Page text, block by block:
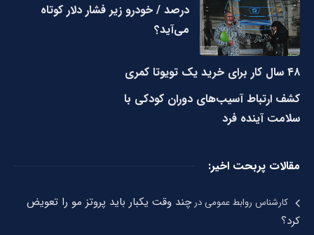
درصد / خودرو زیر فشار دلار کوتاه
می‌آید؟
۴۸ سال کار برای خرید یک تویوتا کمری
کشف ارتباط آسیب‌های دوران کودکی با
سلامت آینده فرد
مقالات پربحت اخیر:
کارشناس روابط عمومیدرچند وقت یکبار باید پروتز مو را تعویض
کرد؟